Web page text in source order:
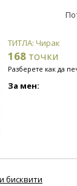
ТИТЛА: Чирак
168 точки
Разберете как да
За мен:
бисквити